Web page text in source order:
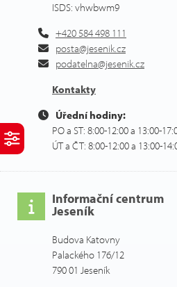
ISDS: vhwbwm9
+420 584 498 111
posta@jesenik.cz
podatelna@jesenik.cz
Kontakty
Úřední hodiny:
PO a ST: 8:00-12:00 a 13:00-
ÚT a ČT: 8:00-12:00 a 13:00-
Informační centrum
Jeseník
Budova Katovny
Palackého 176/12
790 01 Jeseník